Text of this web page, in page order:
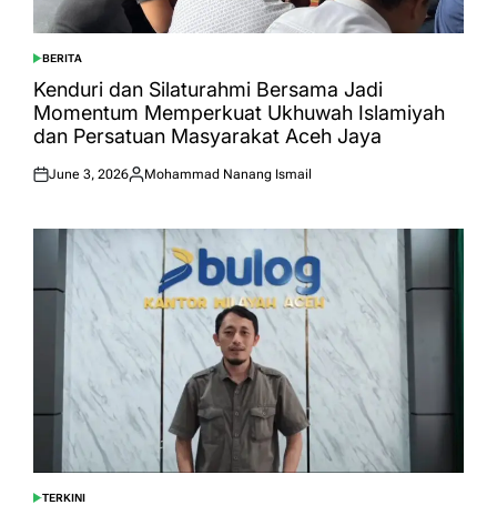
POSTED
IN
BERITA
Kenduri dan Silaturahmi Bersama Jadi
Momentum Memperkuat Ukhuwah Islamiyah
dan Persatuan Masyarakat Aceh Jaya
Posted
June 3, 2026
Posted
Mohammad Nanang Ismail
TERKINI